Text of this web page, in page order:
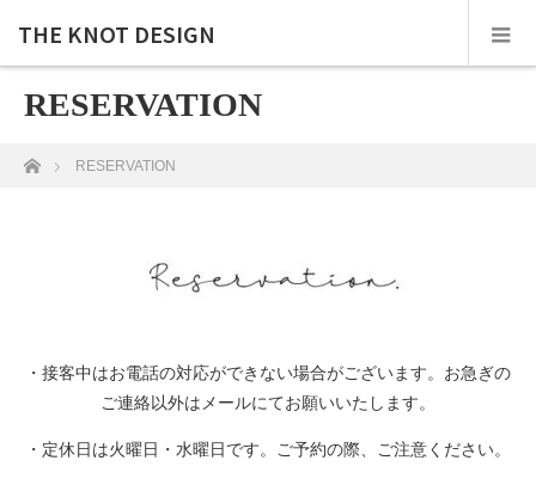
THE KNOT DESIGN
RESERVATION
ホームRESERVATION
・接客中はお電話の対応ができない場合がございます。お急ぎの
ご連絡以外はメールにてお願いいたします。
・定休日は火曜日・水曜日です。ご予約の際、ご注意ください。